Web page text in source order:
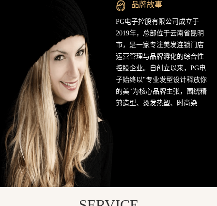
方
网
站
品牌故事
PG电子控股有限公司成立于
2019年，总部位于云南省昆明
市，是一家专注美发连锁门店
运营管理与品牌孵化的综合性
控股企业。自创立以来，PG电
子始终以"专业发型设计释放你
的美"为核心品牌主张，围绕精
剪造型、烫发热塑、时尚染